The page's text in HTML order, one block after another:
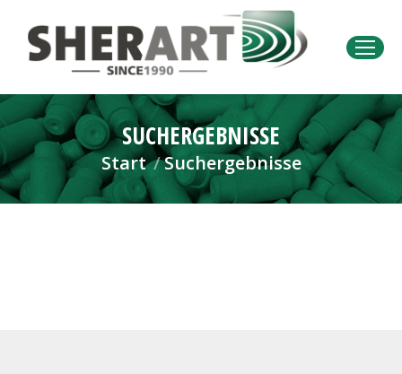
SUCHERGEBNISSE
Sie befinden sich hier:
Start Suchergebnisse